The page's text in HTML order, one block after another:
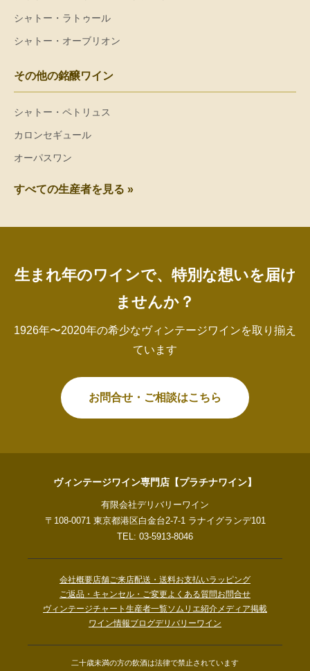
シャトー・ラトゥール
シャトー・オーブリオン
その他の銘醸ワイン
シャトー・ペトリュス
カロンセギュール
オーパスワン
すべての生産者を見る »
生まれ年のワインで、特別な想いを届け
ませんか？
1926年〜2020年の希少なヴィンテージワインを取り揃え
ています
お問合せ・ご相談はこちら
ヴィンテージワイン専門店【プラチナワイン】
有限会社デリバリーワイン
〒108-0071 東京都港区白金台2-7-1 ラナイグランデ101
TEL: 03-5913-8046
会社概要店舗ご来店配送・送料お支払いラッピング
ご返品・キャンセル・ご変更よくある質問お問合せ
ヴィンテージチャート 生産者一覧ソムリエ紹介メディア掲載
ワイン情報ブログデリバリーワイン
二十歳未満の方の飲酒は法律で禁止されています